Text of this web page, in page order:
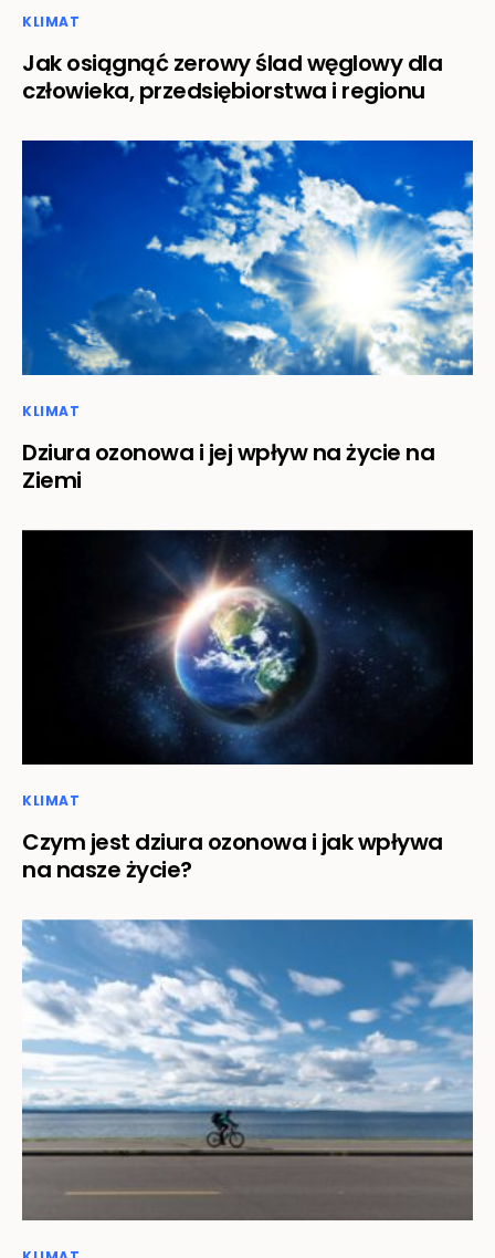
KLIMAT
Jak osiągnąć zerowy ślad węglowy dla
człowieka, przedsiębiorstwa i regionu
KLIMAT
Dziura ozonowa i jej wpływ na życie na
Ziemi
KLIMAT
Czym jest dziura ozonowa i jak wpływa
na nasze życie?